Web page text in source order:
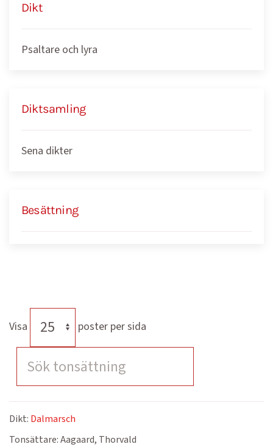
Dikt
Psaltare och lyra
Diktsamling
Sena dikter
Besättning
Visa poster per sida
Dikt: Dalmarsch
Tonsättare:Aagaard, Thorvald